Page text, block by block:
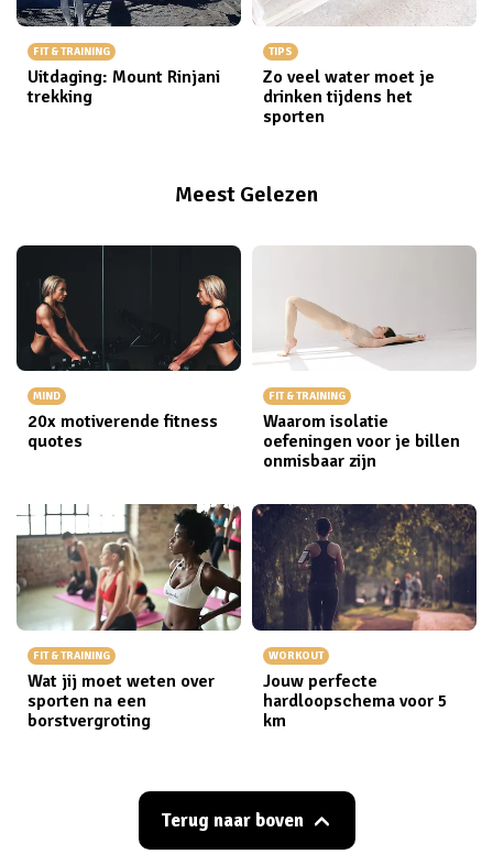
FIT & TRAINING
Uitdaging: Mount Rinjani
trekking
TIPS
Zo veel water moet je
drinken tijdens het
sporten
Meest Gelezen
MIND
20x motiverende fitness
quotes
FIT & TRAINING
Waarom isolatie
oefeningen voor je billen
onmisbaar zijn
FIT & TRAINING
Wat jij moet weten over
sporten na een
borstvergroting
WORKOUT
Jouw perfecte
hardloopschema voor 5
km
Terug naar boven